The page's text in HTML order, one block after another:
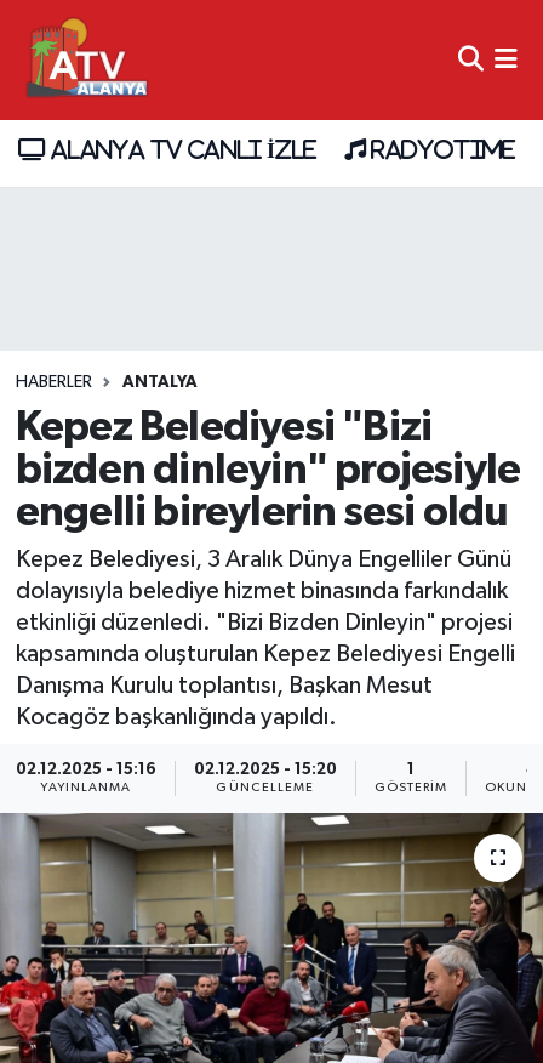
ALANYA TV CANLI İZLE RADYOTIME
HABERLER ANTALYA
Kepez Belediyesi "Bizi
bizden dinleyin" projesiyle
engelli bireylerin sesi oldu
Kepez Belediyesi, 3 Aralık Dünya Engelliler Günü
dolayısıyla belediye hizmet binasında farkındalık
etkinliği düzenledi. "Bizi Bizden Dinleyin" projesi
kapsamında oluşturulan Kepez Belediyesi Engelli
Danışma Kurulu toplantısı, Başkan Mesut
Kocagöz başkanlığında yapıldı.
02.12.2025 - 15:16
YAYINLANMA
02.12.2025 - 15:20
GÜNCELLEME
1
GÖSTERIM
4